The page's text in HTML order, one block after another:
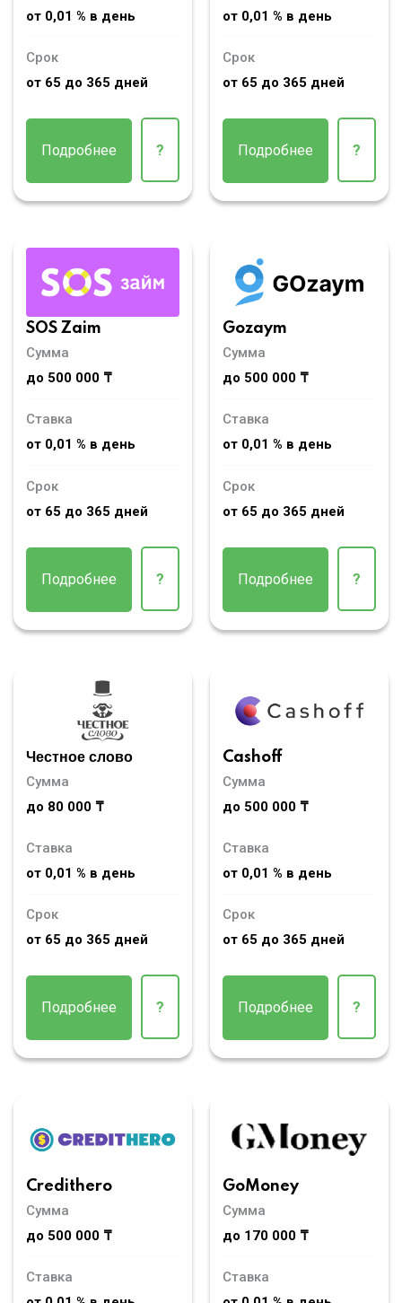
от 0,01 % в день
Срок
от 65 до 365 дней
Подробнее ?
от 0,01 % в день
Срок
от 65 до 365 дней
Подробнее ?
SOS Zaim
Сумма
до 500 000 ₸
Ставка
от 0,01 % в день
Срок
от 65 до 365 дней
Подробнее ?
Gozaym
Сумма
до 500 000 ₸
Ставка
от 0,01 % в день
Срок
от 65 до 365 дней
Подробнее ?
Честное слово
Сумма
до 80 000 ₸
Ставка
от 0,01 % в день
Срок
от 65 до 365 дней
Подробнее ?
Cashoff
Сумма
до 500 000 ₸
Ставка
от 0,01 % в день
Срок
от 65 до 365 дней
Подробнее ?
Credithero
Сумма
до 500 000 ₸
Ставка
GoMoney
Сумма
до 170 000 ₸
Ставка